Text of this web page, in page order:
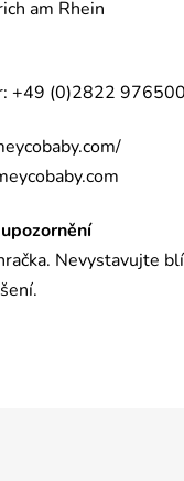
am Rhein
+49 (0)2822 976500
Nevystavujte